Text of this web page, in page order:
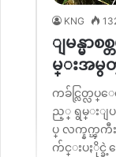
KNG
ျမန္မာ
မ္းအမွ
ကခ်င္လြတ္လပ္
ည့္ ရွမ္းျပည္
ပ္ လက္နက္ၾ
က်င္းပႏိုင္ခဲ့